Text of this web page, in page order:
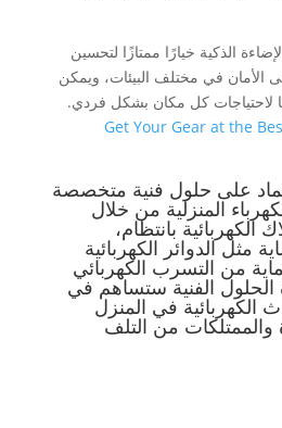
الذكية خيارًا ممتازًا لتحسين
الأمان في مختلف البيئات، ويمكن
لاحتياجات كل مكان بشكل فردي.
Get Your Gear at the
على حلول فنية متخصصة
المنزلية من خلال
الكهربائية بانتظام،
مثل الدوائر الكهربائية
من التسرب الكهربائي
الحلول الفنية ستساهم في
الكهربائية في المنزل
والممتلكات من التلف